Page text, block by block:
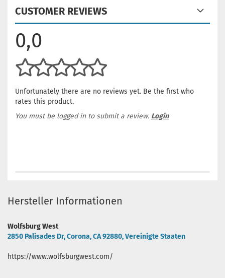
CUSTOMER REVIEWS
0,0
Unfortunately there are no reviews yet. Be the first who
rates this product.
You must be logged in to submit a review. Login
Hersteller Informationen
Wolfsburg West
2850 Palisades Dr, Corona, CA 92880, Vereinigte Staaten
https://www.wolfsburgwest.com/